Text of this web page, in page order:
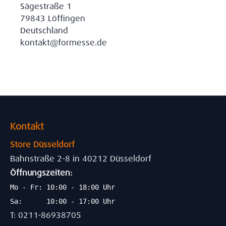
Sägestraße 1
79843 Löffingen
Deutschland
kontakt@formesse.de
Kontakt
Store Düsseldorf
Bahnstraße 2-8 in 40212 Düsseldorf
Öffnungszeiten:
Mo - Fr: 10:00 - 18:00 Uhr
Sa: 10:00 - 17:00 Uhr
T: 0211-86938705